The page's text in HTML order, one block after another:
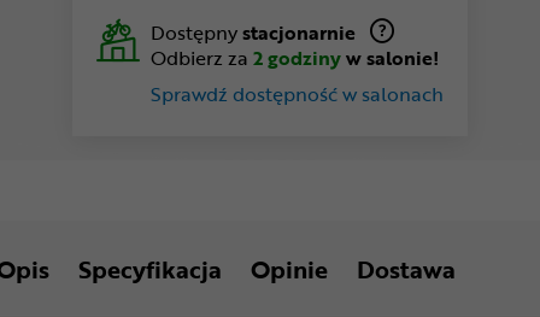
Dostępnystacjonarnie
Odbierz za 2 godzinyw salonie!
Sprawdź dostępność w salonach
Specyfikacja Opinie Dostawa